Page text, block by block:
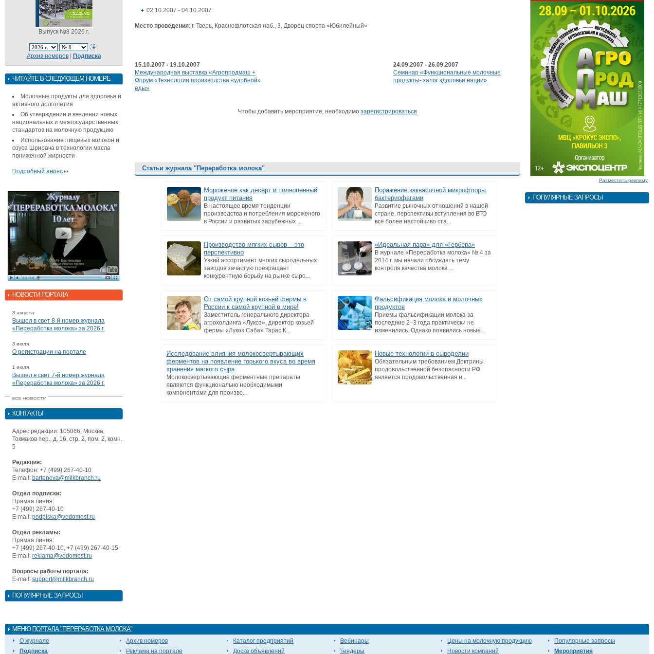
Выпуск №8 2026 г.
Архив номеров| Подписка
ЧИТАЙТЕ В СЛЕДУЮЩЕМ НОМЕРЕ
Молочные продукты для здоровья и
активного долголетия
Об утверждении и введении новых
национальных и межгосударственных
стандартов на молочную продукцию
Использование пищевых волокон и
соуса Шрирача в технологии масла
пониженной жирности
Подробный анонс
НОВОСТИ ПОРТАЛА
3 августа
Вышел в свет 8-й номер журнала
«Переработка молока» за 2026 г.
3 июля
О регистрации на портале
1 июля
Вышел в свет 7-й номер журнала
«Переработка молока» за 2026 г.
КОНТАКТЫ
Адрес редакции: 105066, Москва,
Токмаков пер., д. 16, стр. 2, пом. 2, комн.
5
Редакция:
Телефон: +7 (499) 267-40-10
E-mail: barteneva@milkbranch.ru
Отдел подписки:
Прямая линия:
+7 (499) 267-40-10
E-mail: podpiska@vedomost.ru
Отдел рекламы:
Прямая линия:
+7 (499) 267-40-10, +7 (499) 267-40-15
E-mail: reklama@vedomost.ru
Вопросы работы портала:
E-mail: support@milkbranch.ru
ПОПУЛЯРНЫЕ ЗАПРОСЫ
02.10.2007 - 04.10.2007
Место проведения: г. Тверь, Краснофлотская наб., 3, Дворец спорта «Юбилейный»
15.10.2007 - 19.10.2007
Международная выставка «Агропродмаш +
Форум «Технологии производства «удобной»
еды»
24.09.2007 - 26.09.2007
Семинар «Функциональные молочные
продукты- залог здоровья нации»
Чтобы добавить мероприятие, необходимо зарегистрироваться
Статьи журнала "Переработка молока"
Мороженое как десерт и полноценный
продукт питания
В настоящее время тенденции
производства и потребления мороженого
в России и развитых зарубежных ...
Поражение заквасочной микрофлоры
бактериофагами
Развитие рыночных отношений в нашей
стране, перспективы вступления во ВТО
все более настойчиво ста...
Производство мягких сыров – это
перспективно
Узкий ассортимент многих сыродельных
заводов зачастую превращает
конкурентную борьбу на рынке сыро...
«Идеальная пара» для «Гербера»
В журнале «Переработка молока» № 4 за
2014 г. мы начали обсуждать тему
контроля качества молока ...
От самой крупной козьей фермы в
России к самой крупной в мире!
Заместитель генерального директора
агрохолдинга «Лукоз», директор козьей
фермы «Лукоз Саба» Тарас К...
Фальсификация молока и молочных
продуктов
Приемы фальсификации молока за
последние 2–3 года практически не
изменились. Однако появились новые...
Исследование влияния молокосвертывающих
ферментов на появление горького вкуса во время
хранения мягкого сыра
Молокосвертывающие ферментные препараты
являются функционально необходимыми
компонентами для произво...
Новые технологии в сыроделии
Обязательным требованием Доктрины
продовольственной безопасности РФ
является продовольственная н...
Разместить рекламу
ПОПУЛЯРНЫЕ ЗАПРОСЫ
МЕНЮ ПОРТАЛА "ПЕРЕРАБОТКА МОЛОКА"
О журнале
Подписка
Архив номеров
Реклама на портале
Каталог предприятий
Доска объявлений
Вебинары
Тендеры
Цены на молочную продукцию
Новости компаний
Популярные запросы
Мероприятия